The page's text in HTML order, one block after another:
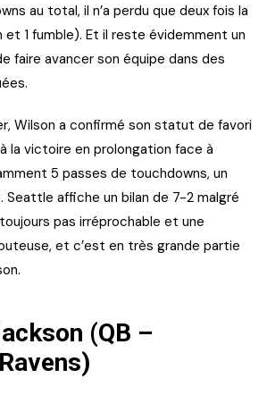
au total, il n’a perdu que deux fois la
et 1 fumble). Et il reste évidemment un
faire avancer son équipe dans des
Wilson a confirmé son statut de favori
la victoire en prolongation face à
5 passes de touchdowns, un
Seattle affiche un bilan de 7-2 malgré
pas irréprochable et une
et c’est en très grande partie
(QB –